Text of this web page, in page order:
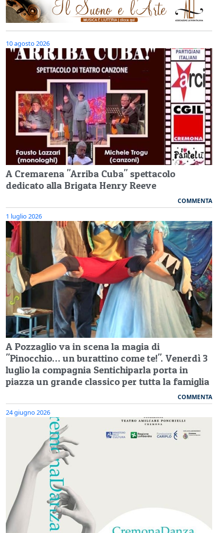
10 agosto 2026
A Cremarena "Arriba Cuba" spettacolo
dedicato alla Brigata Henry Reeve
COMMENTA
1 luglio 2026
A Pozzaglio va in scena la magia di
"Pinocchio… un burattino come te!". Venerdì 3
luglio la compagnia Sentichiparla porta in
piazza un grande classico per tutta la famiglia
COMMENTA
24 giugno 2026